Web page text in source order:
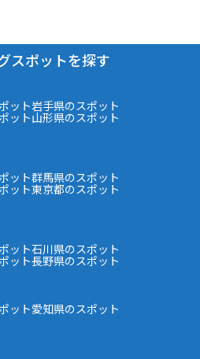
スポットを探す
ット岩手県のスポット
ット山形県のスポット
ット群馬県のスポット
ット東京都のスポット
ット石川県のスポット
ット長野県のスポット
ット愛知県のスポット